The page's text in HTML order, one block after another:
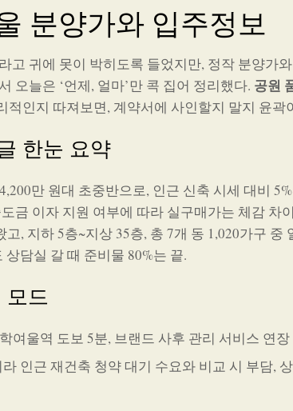
분양가와 입주정보
고 귀에 못이 박히도록 들었지만, 정작 분양가
오늘은 ‘언제, 얼마’만 콕 집어 정리했다. 공원
적인지 따져보면, 계약서에 사인할지 말지 윤곽
한눈 요약
만 원대 초중반으로, 인근 신축 시세 대비
금 이자 지원 여부에 따라 실구매가는 체감 차
, 지하 5층~지상 35층, 총 7개 동 1,020가구 중
담실 갈 때 준비물 80%는 끝.
모드
여울역 도보 5분, 브랜드 사후 관리 서비스 연장
인근 재건축 청약 대기 수요와 비교 시 부담,